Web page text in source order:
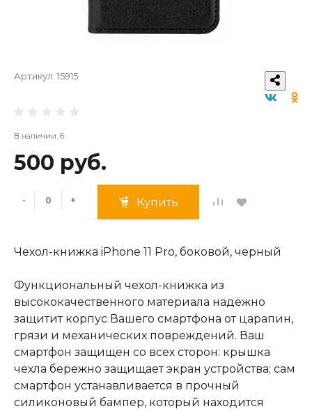
Артикул: 15915
В наличии: 6
500 руб.
- + Купить
Чехол-книжка iPhone 11 Pro, боковой, черный
Функциональный чехол-книжка из
высококачественного материала надёжно
защитит корпус Вашего смартфона от царапин,
грязи и механических повреждений. Ваш
смартфон защищен со всех сторон: крышка
чехла бережно защищает экран устройства; сам
смартфон устанавливается в прочный
силиконовый бампер, который находится